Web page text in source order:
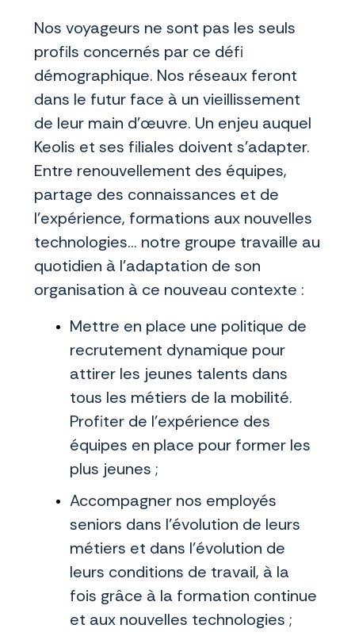
Nos voyageurs ne sont pas les seuls
profils concernés par ce défi
démographique. Nos réseaux feront
dans le futur face à un vieillissement
de leur main d’œuvre. Un enjeu auquel
Keolis et ses filiales doivent s’adapter.
Entre renouvellement des équipes,
partage des connaissances et de
l’expérience, formations aux nouvelles
technologies… notre groupe travaille au
quotidien à l’adaptation de son
organisation à ce nouveau contexte :
Mettre en place une politique de
recrutement dynamique pour
attirer les jeunes talents dans
tous les métiers de la mobilité.
Profiter de l’expérience des
équipes en place pour former les
plus jeunes ;
Accompagner nos employés
seniors dans l’évolution de leurs
métiers et dans l’évolution de
leurs conditions de travail, à la
fois grâce à la formation continue
et aux nouvelles technologies ;